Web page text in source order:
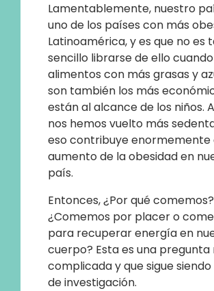
Lamentablemente, nuestro
uno de los países con más
Latinoamérica, y es que no es
sencillo librarse de ello
alimentos con más grasas y
son también los más
están al alcance de los niños.
nos hemos vuelto más
eso contribuye enormemente
aumento de la obesidad en
país.
Entonces, ¿Por qué comemos?
¿Comemos por placer o
para recuperar energía en
cuerpo? Esta es una pregunta
complicada y que sigue
de investigación.